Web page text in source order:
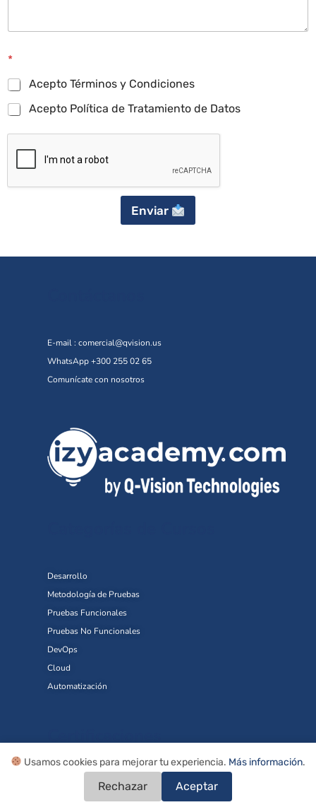
*
Acepto Términos y Condiciones
Acepto Política de Tratamiento de Datos
Enviar
E-mail : comercial@qvision.us
WhatsApp +300 255 02 65
Comunícate con nosotros
Desarrollo
Metodología de Pruebas
Pruebas Funcionales
Pruebas No Funcionales
DevOps
Cloud
Automatización
Certificaciones Scrum
Certificaciones Agile
Usamos cookies para mejorar tu experiencia. Más información.
Rechazar Aceptar